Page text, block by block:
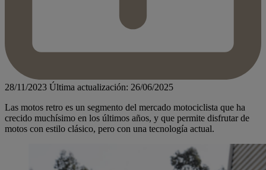
28/11/2023 Última actualización: 26/06/2025
Las motos retro es un segmento del mercado motociclista que ha
crecido muchísimo en los últimos años, y que permite disfrutar de
motos con estilo clásico, pero con una tecnología actual.